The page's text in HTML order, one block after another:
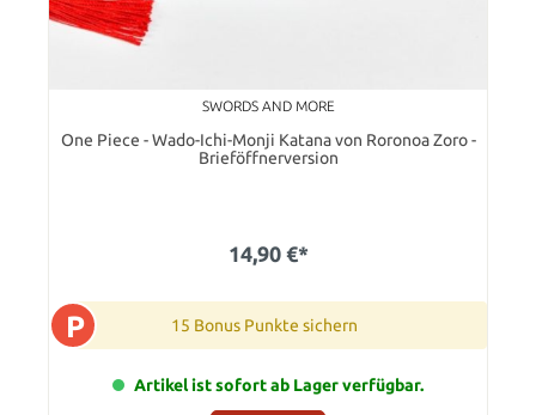
SWORDS AND MORE
One Piece - Wado-Ichi-Monji Katana von Roronoa Zoro -
Brieföffnerversion
14,90 €*
P 15 Bonus Punkte sichern
Artikel ist sofort ab Lager verfügbar.